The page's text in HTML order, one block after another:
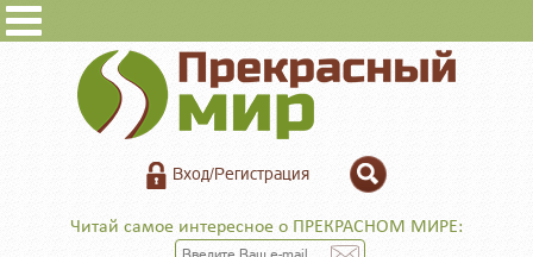
Вход/Регистрация
Читай самое интересное о ПРЕКРАСНОМ МИРЕ: